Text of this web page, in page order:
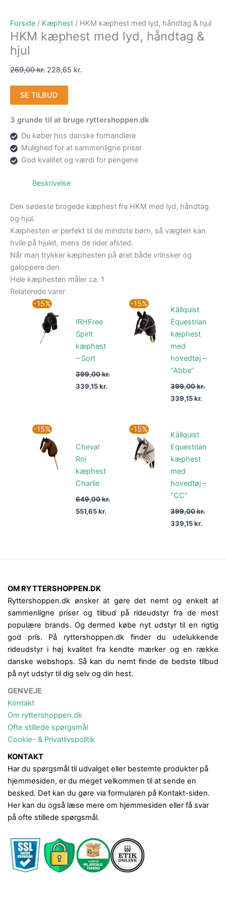
Forside / Kæphest / HKM kæphest med lyd, håndtag & hjul
HKM kæphest med lyd, håndtag &
hjul
269,00kr. 228,65 kr.
SE TILBUD
3 grunde til at bruge ryttershoppen.dk
Du køber hos danske forhandlere
Mulighed for at sammenligne priser
God kvalitet og værdi for pengene
Beskrivelse
Den sødeste brogede kæphest fra HKM med lyd, håndtag
og hjul.
Kæphesten er perfekt til de mindste børn, så vægten kan
hvile på hjulet, mens de rider afsted.
Når man trykker kæphesten på øret både vrinsker og
galoppere den.
Hele kæphesten måler ca. 1
Relaterede varer
-15%
IRHFree
Spirit
kæphest
– Sort
399,00kr.
pris
var:
399,00 kr..
339,15kr.
aktuelle
339,15 kr..
-15%
Källquist
Equestrian
kæphest
med
hovedtøj –
“Abbe”
399,00kr.
oprindelige
pris
var:
399,00 kr..
339,15kr.
er:
-15%
Cheval
Roi
kæphest
Charlie
649,00kr.
pris
var:
649,00 kr..
551,65kr.
aktuelle
551,65 kr..
-15%
Källquist
Equestrian
kæphest
med
hovedtøj –
“CC”
399,00kr.
oprindelige
pris
var:
399,00 kr..
339,15kr.
pris
er:
OM RYTTERSHOPPEN.DK
Ryttershoppen.dk ønsker at gøre det nemt og enkelt at
sammenligne priser og tilbud på rideudstyr fra de mest
populære brands. Og dermed købe nyt udstyr til en rigtig
god pris. På ryttershoppen.dk finder du udelukkende
rideudstyr i høj kvalitet fra kendte mærker og en række
danske webshops. Så kan du nemt finde de bedste tilbud
på nyt udstyr til dig selv og din hest.
GENVEJE
Kontakt
Om ryttershoppen.dk
Ofte stillede spørgsmål
Cookie- & Privatlivspolitik
KONTAKT
Har du spørgsmål til udvalget eller bestemte produkter på
hjemmesiden, er du meget velkommen til at sende en
besked. Det kan du gøre via formularen på Kontakt-siden.
Her kan du også læse mere om hjemmesiden eller få svar
på ofte stillede spørgsmål.